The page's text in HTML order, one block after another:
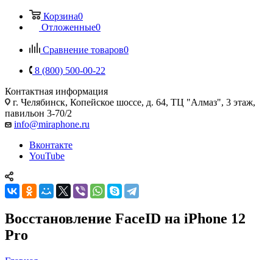
Корзина0
Отложенные0
Сравнение товаров0
8 (800) 500-00-22
Контактная информация
г. Челябинск, Копейское шоссе, д. 64, ТЦ "Алмаз", 3 этаж,
павильон 3-70/2
info@miraphone.ru
Вконтакте
YouTube
Восстановление FaceID на iPhone 12
Pro